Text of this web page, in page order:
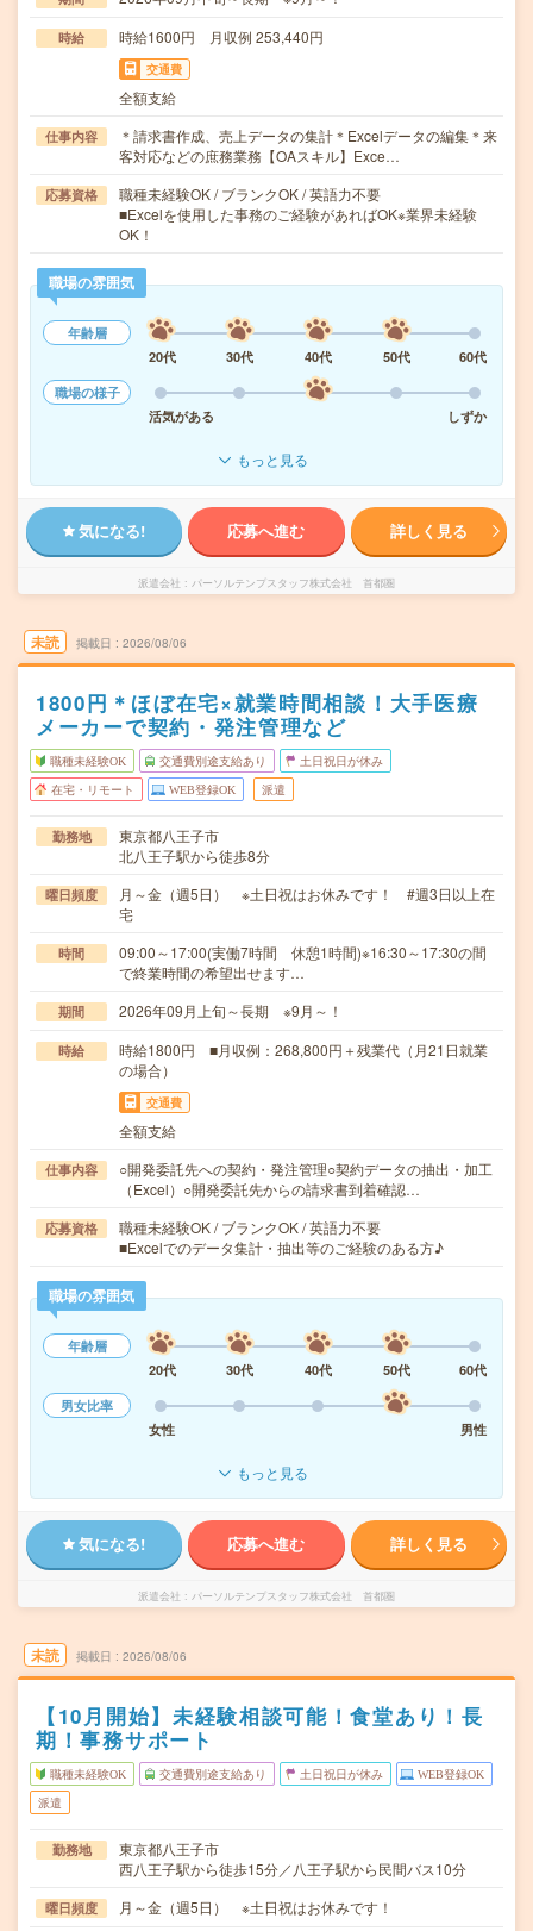
時給 時給1600円 月収例 253,440円
交通費
全額支給
仕事内容
＊請求書作成、売上データの集計＊Excelデータの編集＊来
客対応などの庶務業務【OAスキル】Exce…
応募資格
職種未経験OK / ブランクOK / 英語力不要
■Excelを使用した事務のご経験があればOK※業界未経験
OK！
職場の雰囲気
年齢層
20代
30代 40代 50代
60代
職場の様子
活気がある
しずか
もっと見る
気になる! 応募へ進む 詳しく見る
派遣会社 パーソルテンプスタッフ株式会社 首都圏
未読 掲載日 2026/08/06
1800円＊ほぼ在宅×就業時間相談！大手医療
メーカーで契約・発注管理など
職種未経験OK 交通費別途支給あり 土日祝日が休み
在宅・リモート WEB登録OK 派遣
勤務地
東京都八王子市
北八王子駅から徒歩8分
曜日頻度
月～金（週5日） ※土日祝はお休みです！ #週3日以上在
宅
時間
09:00～17:00(実働7時間 休憩1時間)※16:30～17:30の間
で終業時間の希望出せます…
期間 2026年09月上旬～長期 ※9月～！
時給
時給1800円 ■月収例：268,800円＋残業代（月21日就業
の場合）
交通費
全額支給
仕事内容
○開発委託先への契約・発注管理○契約データの抽出・加工
（Excel）○開発委託先からの請求書到着確認…
応募資格
職種未経験OK / ブランクOK / 英語力不要
■Excelでのデータ集計・抽出等のご経験のある方♪
職場の雰囲気
年齢層
20代
30代 40代 50代
60代
男女比率
女性
男性
もっと見る
気になる! 応募へ進む 詳しく見る
派遣会社 パーソルテンプスタッフ株式会社 首都圏
未読 掲載日 2026/08/06
【10月開始】未経験相談可能！食堂あり！長
期！事務サポート
職種未経験OK 交通費別途支給あり 土日祝日が休み WEB登録OK
派遣
勤務地
東京都八王子市
西八王子駅から徒歩15分／八王子駅から民間バス10分
曜日頻度 月～金（週5日） ※土日祝はお休みです！